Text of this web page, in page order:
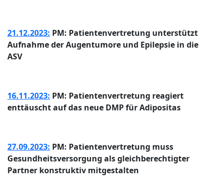
21.12.2023: PM: Patientenvertretung unterstützt
Aufnahme der Augentumore und Epilepsie in die
ASV
16.11.2023: PM: Patientenvertretung reagiert
enttäuscht auf das neue DMP für Adipositas
27.09.2023: PM: Patientenvertretung muss
Gesundheitsversorgung als gleichberechtigter
Partner konstruktiv mitgestalten